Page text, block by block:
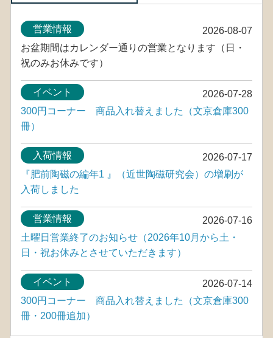
2026-08-07
営業情報
お盆期間はカレンダー通りの営業となります（日・
祝のみお休みです）
2026-07-28
イベント
300円コーナー 商品入れ替えました（文京倉庫300
冊）
2026-07-17
入荷情報
『肥前陶磁の編年1 』（近世陶磁研究会）の増刷が
入荷しました
2026-07-16
営業情報
土曜日営業終了のお知らせ（2026年10月から土・
日・祝お休みとさせていただきます）
2026-07-14
イベント
300円コーナー 商品入れ替えました（文京倉庫300
冊・200冊追加）